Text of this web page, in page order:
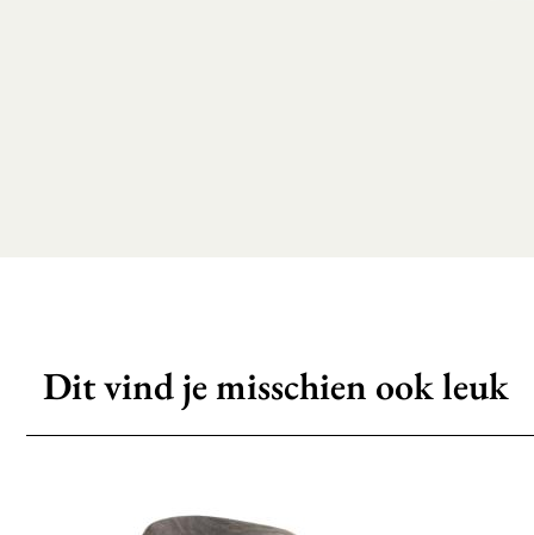
Dit vind je misschien ook leuk